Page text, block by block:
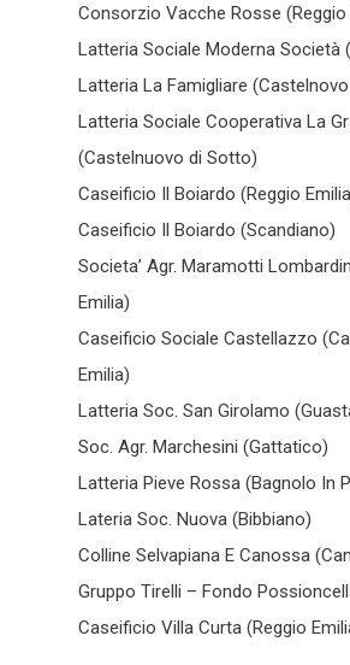
Consorzio Vacche Rosse (Reggio
Latteria Sociale Moderna Società
Latteria La Famigliare
Latteria Sociale Cooperativa La
(Castelnuovo di Sotto)
Caseificio Il Boiardo (Reggio
Caseificio Il Boiardo (Scandiano)
Societa’ Agr. Maramotti
Emilia)
Caseificio Sociale Castellazzo
Emilia)
Latteria Soc. San Girolamo
Soc. Agr. Marchesini (Gattatico)
Latteria Pieve Rossa (Bagnolo In
Lateria Soc. Nuova (Bibbiano)
Colline Selvapiana E Canossa
Gruppo Tirelli – Fondo
Caseificio Villa Curta (Reggio